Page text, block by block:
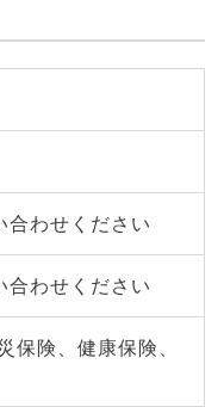
合わせください
合わせください
保険、健康保険、